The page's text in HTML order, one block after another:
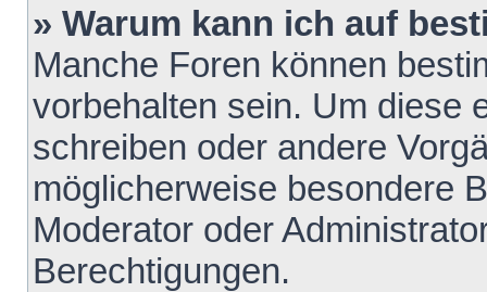
» Warum kann ich auf
Manche Foren können
vorbehalten sein. Um diese
schreiben oder andere
möglicherweise besondere
Moderator oder
Berechtigungen.